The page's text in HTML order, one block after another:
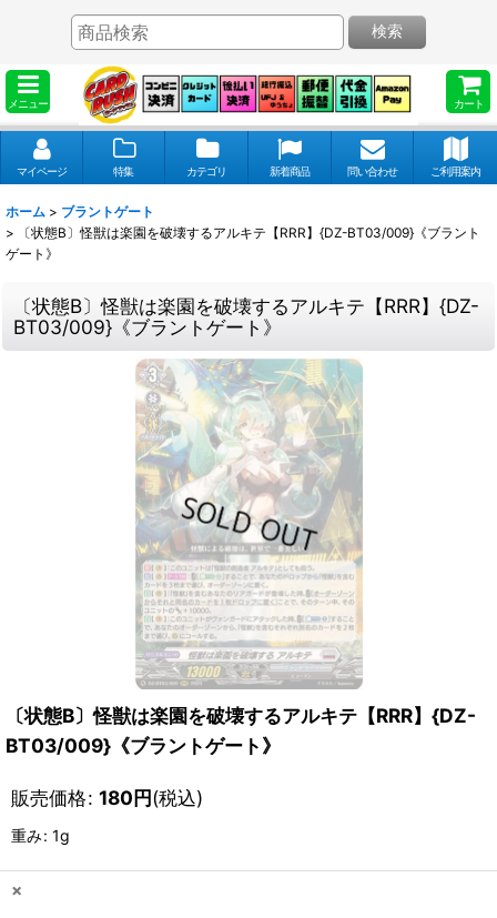
メニュー カート
検索
マイページ 特集 カテゴリ 新着商品 問い合わせ ご利用案内
ホーム > ブラントゲート
>
〔状態B〕怪獣は楽園を破壊するアルキテ【RRR】{DZ-BT03/009}《ブラント
ゲート》
〔状態B〕怪獣は楽園を破壊するアルキテ【RRR】{DZ-
BT03/009}《ブラントゲート》
〔状態B〕怪獣は楽園を破壊するアルキテ【RRR】{DZ-
BT03/009}《ブラントゲート》
販売価格: 180円(税込)
重み: 1g
×